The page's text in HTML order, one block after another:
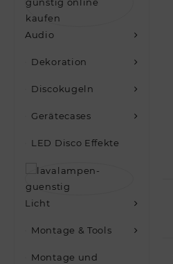
Audio
Dekoration
Discokugeln
Gerätecases
LED Disco Effekte
Licht
Montage & Tools
Montage und